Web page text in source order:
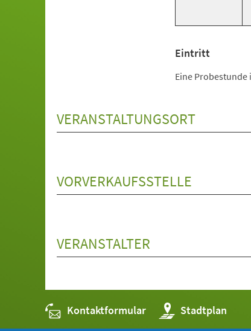
Eintritt
Eine Probestunde
VERANSTALTUNGSORT
VORVERKAUFSSTELLE
VERANSTALTER
Kontaktformular Stadtplan
(Öffnet
in